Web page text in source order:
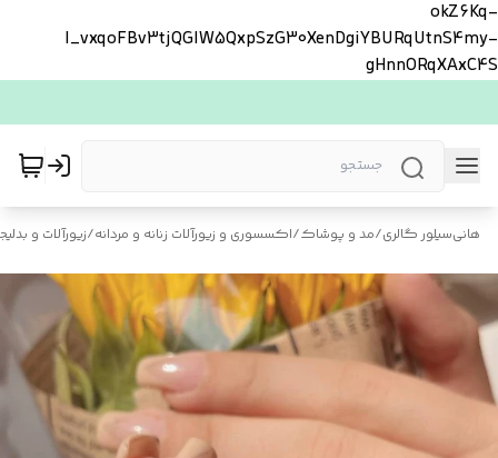
okZ6Kq-
l_vxqoFBv3tjQGlW5QxpSzG30XenDgiYBURqUtnS4my-
gHnnORqXAxC4S
هانی‌سیلور گالری/مد و پوشاک/اکسسوری و زیورآلات زنانه و مردانه/زیورآلات و